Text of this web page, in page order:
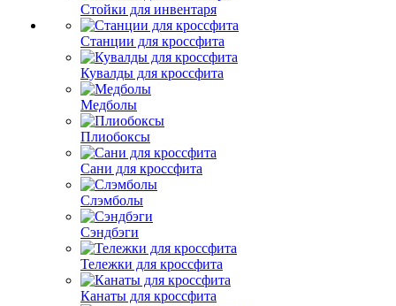
Стойки для инвентаря
Станции для кроссфита
Кувалды для кроссфита
Медболы
Плиобоксы
Сани для кроссфита
Слэмболы
Сэндбэги
Тележки для кроссфита
Канаты для кроссфита